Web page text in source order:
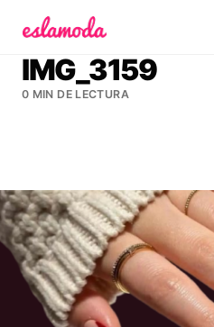
IMG_3159
0 MIN DE LECTURA